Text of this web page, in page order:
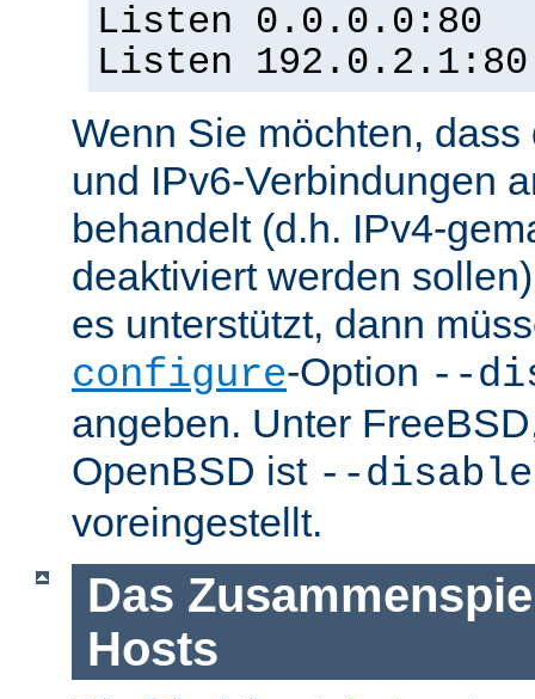
Listen 0.0.0.0:80
Listen 192.0.2.1:80
Wenn Sie möchten,
und IPv6-Verbindungen
behandelt (d.h. IPv4-
deaktiviert werden
es unterstützt, dann
configure-Option --
angeben. Unter
OpenBSD ist --
voreingestellt.
Das
Hosts